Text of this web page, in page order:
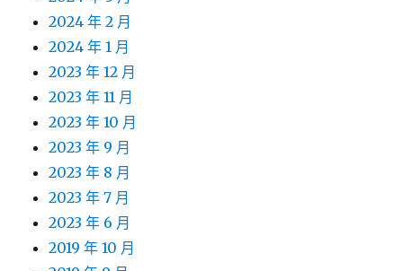
2024 年 2 月
2024 年 1 月
2023 年 12 月
2023 年 11 月
2023 年 10 月
2023 年 9 月
2023 年 8 月
2023 年 7 月
2023 年 6 月
2019 年 10 月